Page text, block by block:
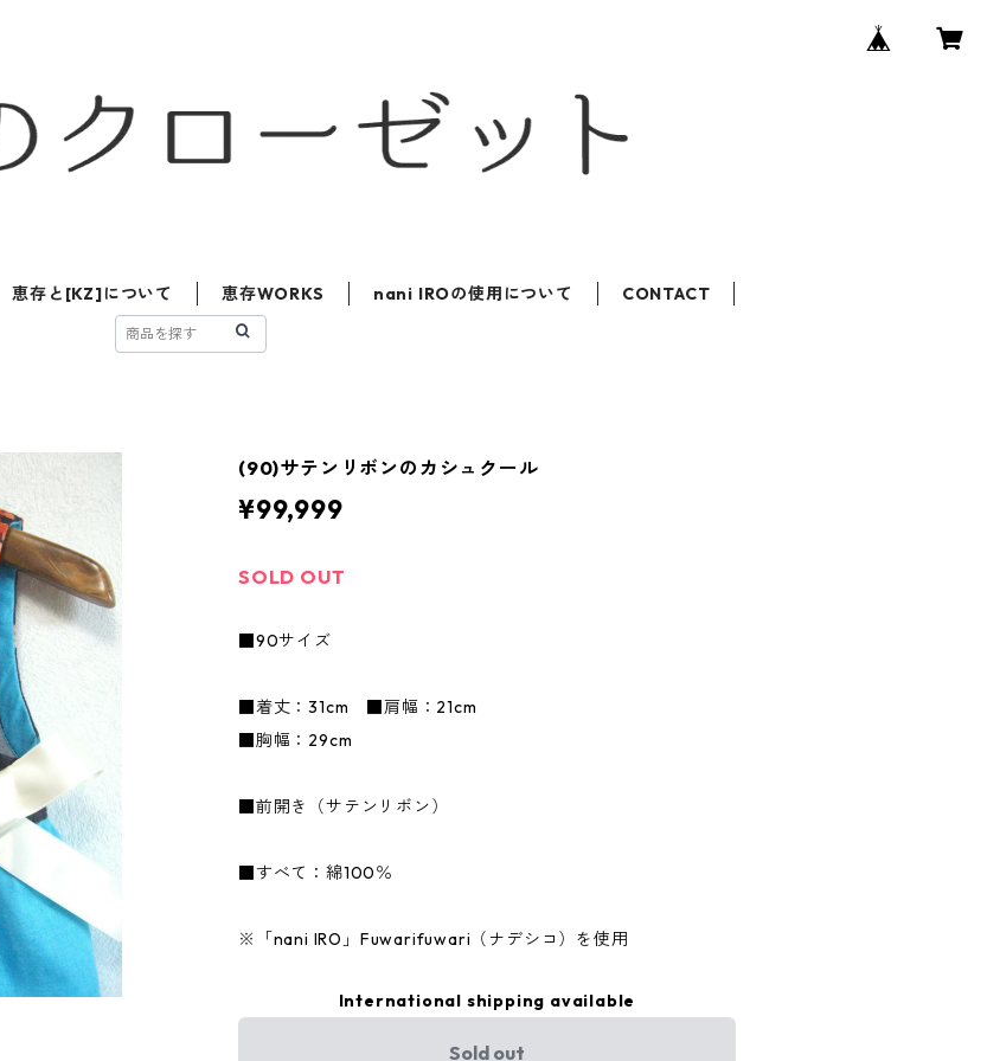
恵存と[KZ]について 恵存WORKS nani IROの使用について CONTACT
(90)サテンリボンのカシュクール
¥99,999
SOLD OUT
■90サイズ
■着丈：31cm ■肩幅：21cm
■胸幅：29cm
■前開き（サテンリボン）
■すべて：綿100％
※「nani IRO」Fuwarifuwari（ナデシコ）を使用
International shipping available
Sold out